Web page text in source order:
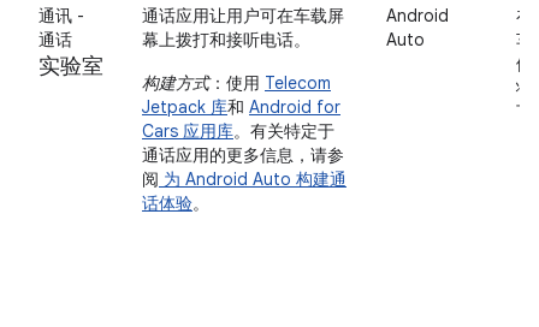
通讯 -
通话
实验室
通话应用让用户可在车载屏
幕上拨打和接听电话。
构建方式：使用 Telecom
Jetpack 库和 Android for
Cars 应用库。有关特定于
通话应用的更多信息，请参
阅 为 Android Auto 构建通
话体验。
Android
Auto
在
车
停
状
下